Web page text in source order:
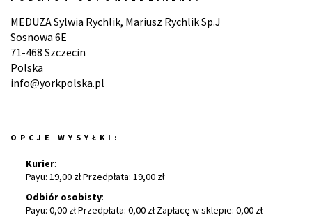
MEDUZA Sylwia Rychlik, Mariusz Rychlik Sp.J
Sosnowa 6E
71-468 Szczecin
Polska
info@yorkpolska.pl
OPCJE WYSYŁKI:
Kurier:
Payu: 19,00 zł Przedpłata: 19,00 zł
Odbiór osobisty:
Payu: 0,00 zł Przedpłata: 0,00 zł Zapłacę w sklepie: 0,00 zł